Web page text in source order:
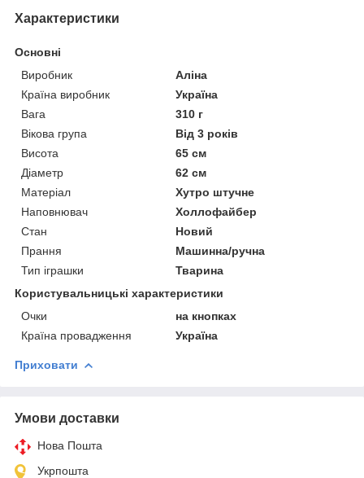
Характеристики
Основні
Виробник
Аліна
Країна виробник
Україна
Вага
310 г
Вікова група
Від 3 років
Висота
65 см
Діаметр
62 см
Матеріал
Хутро штучне
Наповнювач
Холлофайбер
Стан
Новий
Прання
Машинна/ручна
Тип іграшки
Тварина
Користувальницькі характеристики
Очки
на кнопках
Країна провадження
Україна
Приховати
Умови доставки
Нова Пошта
Укрпошта